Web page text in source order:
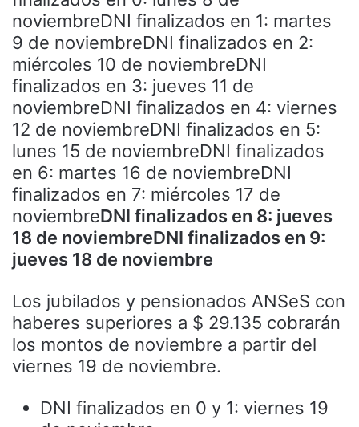
noviembreDNI finalizados en 1: martes
9 de noviembreDNI finalizados en 2:
miércoles 10 de noviembreDNI
finalizados en 3: jueves 11 de
noviembreDNI finalizados en 4: viernes
12 de noviembreDNI finalizados en 5:
lunes 15 de noviembreDNI finalizados
en 6: martes 16 de noviembreDNI
finalizados en 7: miércoles 17 de
noviembreDNI finalizados en 8: jueves
18 de noviembreDNI finalizados en 9:
jueves 18 de noviembre
Los jubilados y pensionados ANSeS con
haberes superiores a $ 29.135 cobrarán
los montos de noviembre a partir del
viernes 19 de noviembre.
DNI finalizados en 0 y 1: viernes 19